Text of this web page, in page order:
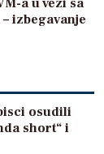
a u vezi sa
izbegavanje
osudili
short“ i